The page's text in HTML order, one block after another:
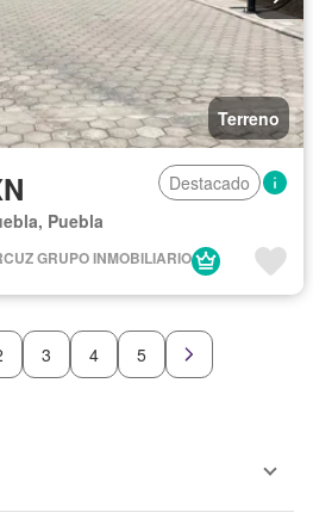
Terreno
Destacado
Puebla
GRUPO INMOBILIARIO
3 4 5